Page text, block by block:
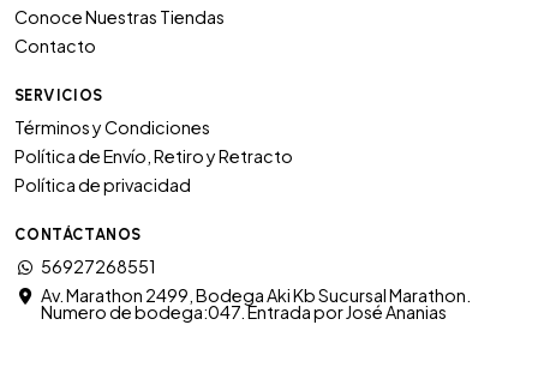
Conoce Nuestras Tiendas
Contacto
SERVICIOS
Términos y Condiciones
Política de Envío, Retiro y Retracto
Política de privacidad
CONTÁCTANOS
56927268551
Av. Marathon 2499, Bodega Aki Kb Sucursal Marathon.
Numero de bodega:047. Entrada por José Ananias